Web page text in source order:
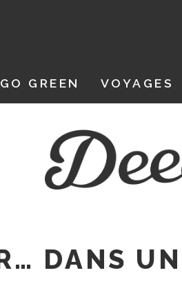
GO GREEN VOYAGES
DANS